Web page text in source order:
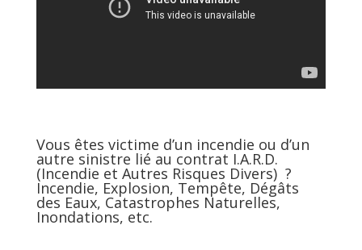
Vous êtes victime d’un incendie ou d’un
autre sinistre lié au contrat I.A.R.D.
(Incendie et Autres Risques Divers) ?
Incendie, Explosion, Tempête, Dégâts
des Eaux, Catastrophes Naturelles,
Inondations, etc.